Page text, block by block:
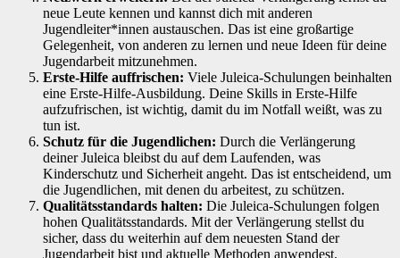
neue Leute kennen und kannst dich mit anderen
Jugendleiter*innen austauschen. Das ist eine großartige
Gelegenheit, von anderen zu lernen und neue Ideen für deine
Jugendarbeit mitzunehmen.
Erste-Hilfe auffrischen: Viele Juleica-Schulungen beinhalten
eine Erste-Hilfe-Ausbildung. Deine Skills in Erste-Hilfe
aufzufrischen, ist wichtig, damit du im Notfall weißt, was zu
tun ist.
Schutz für die Jugendlichen: Durch die Verlängerung
deiner Juleica bleibst du auf dem Laufenden, was
Kinderschutz und Sicherheit angeht. Das ist entscheidend, um
die Jugendlichen, mit denen du arbeitest, zu schützen.
Qualitätsstandards halten: Die Juleica-Schulungen folgen
hohen Qualitätsstandards. Mit der Verlängerung stellst du
sicher, dass du weiterhin auf dem neuesten Stand der
Jugendarbeit bist und aktuelle Methoden anwendest.